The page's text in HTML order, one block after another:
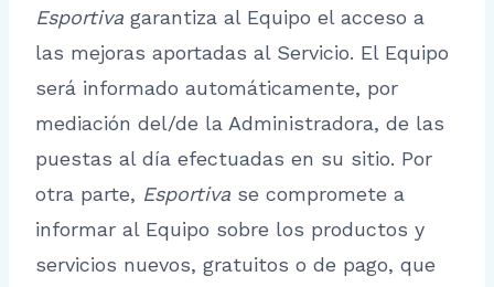
Esportiva garantiza al Equipo el acceso a
las mejoras aportadas al Servicio. El Equipo
será informado automáticamente, por
mediación del/de la Administradora, de las
puestas al día efectuadas en su sitio. Por
otra parte, Esportiva se compromete a
informar al Equipo sobre los productos y
servicios nuevos, gratuitos o de pago, que